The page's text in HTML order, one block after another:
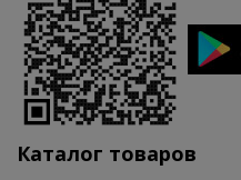
Каталог товаров